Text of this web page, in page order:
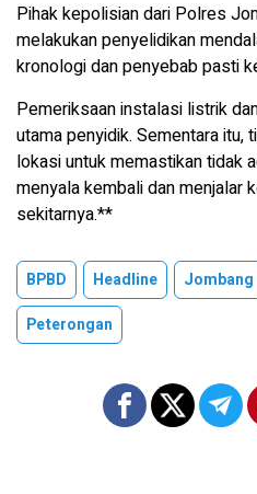
Pihak kepolisian dari Polres
melakukan penyelidikan
kronologi dan penyebab pasti
Pemeriksaan instalasi listrik
utama penyidik. Sementara itu,
lokasi untuk memastikan tidak
menyala kembali dan menjalar
sekitarnya.**
BPBD Headline Jombang
Peterongan